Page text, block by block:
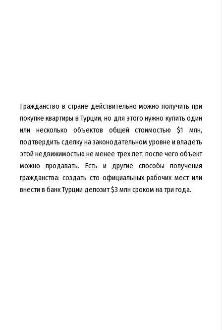
Гражданство в стране действительно можно получить при
покупке квартиры в Турции, но для этого нужно купить один
или несколько объектов общей стоимостью $1 млн,
подтвердить сделку на законодательном уровне и владеть
этой недвижимостью не менее трех лет, после чего объект
можно продавать. Есть и другие способы получения
гражданства: создать сто официальных рабочих мест или
внести в банк Турции депозит $3 млн сроком на три года.